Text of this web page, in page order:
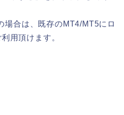
場合は、既存のMT4/MT5にロ
用頂けます。